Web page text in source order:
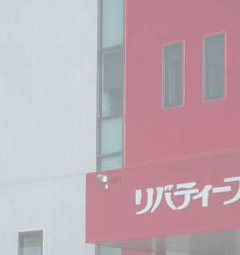
っているので社名は商品の裏にしか出ませんが、裏
を確認してくださる方が増えることも密かに期待して
いしいね」と、多くの方に喜んでいただけますよ
胆な挑戦も行えるような行動力を忘れず、たゆまぬ前
ご愛顧をお願い申し上げます。